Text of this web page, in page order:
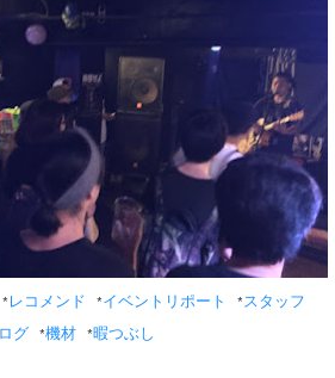
* レコメンド *イベントリポート *スタッフ
グ
*機材 *暇つぶし